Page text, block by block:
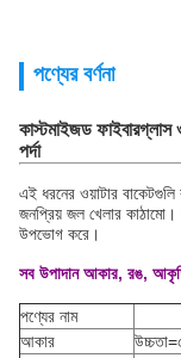
পণ্যের বর্ণনা
কাস্টমাইজড ফাইবারগ্লাস
পর্দা
এই ধরনের ওয়াটার বাকেটগুলি
জনপ্রিয় জল খেলার কাঠামো।
উপভোগ করে।
সব উপাদান আকার, রঙ,
পণ্যের নাম
আকার